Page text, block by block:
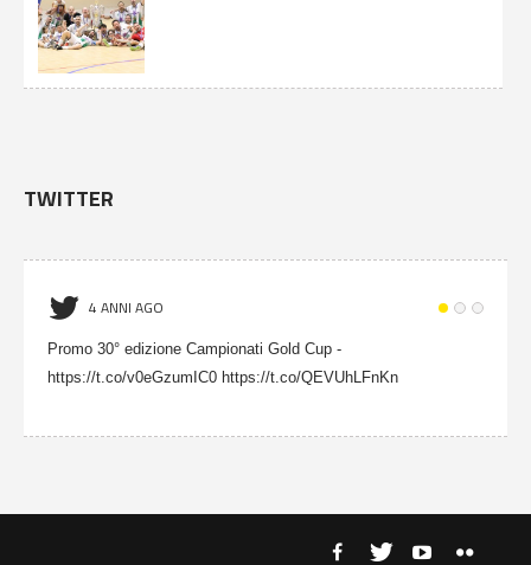
TWITTER
4 ANNI AGO
Promo 30° edizione Campionati Gold Cup -
https://t.co/v0eGzumIC0 https://t.co/QEVUhLFnKn